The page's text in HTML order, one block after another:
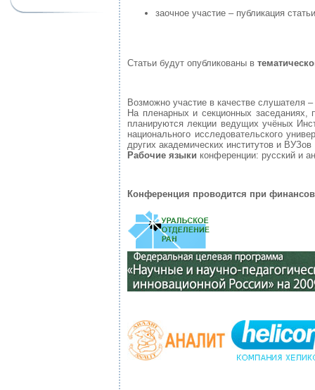
заочное участие – публикация
Статьи будут опубликованы в
Возможно участие в качестве слушателя
На пленарных и секционных заседаниях,
планируются лекции ведущих учёных
национального исследовательского
других академических институтов и ВУЗов
Рабочие языки конференции: русский и
Конференция проводится при